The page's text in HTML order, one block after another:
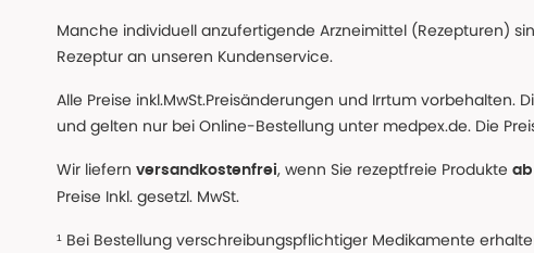
Manche individuell anzufertigende Arzneimittel (Rezepturen)
Rezeptur an unseren Kundenservice.
Alle Preise inkl.MwSt.Preisänderungen und Irrtum
und gelten nur bei Online-Bestellung unter medpex.de. Die
Wir liefern versandkostenfrei, wenn Sie rezeptfreie Produkte
Preise Inkl. gesetzl. MwSt.
¹ Bei Bestellung verschreibungspflichtiger Medikamente